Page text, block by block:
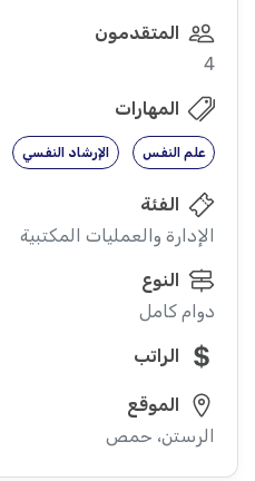
المتقدمون
4
المهارات
علم النفس الإرشاد النفسي
الفئة
الإدارة والعمليات المكتبية
النوع
دوام كامل
الراتب
الموقع
الرستن، حمص